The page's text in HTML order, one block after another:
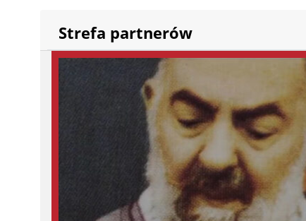
Strefa partnerów